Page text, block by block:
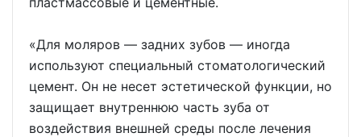
«Для моляров — задних зубов — иногда
используют специальный стоматологический
цемент. Он не несет эстетической функции, но
защищает внутреннюю часть зуба от
воздействия внешней среды после лечения